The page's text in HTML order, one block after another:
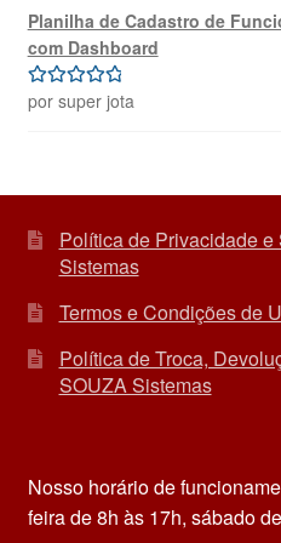
Planilha de Cadastro de
com Dashboard
Avaliação5
por super jota
Política de Privacidade
Sistemas
Termos e Condições de
Política de Troca,
SOUZA Sistemas
Nosso horário de
feira de 8h às 17h, sábado